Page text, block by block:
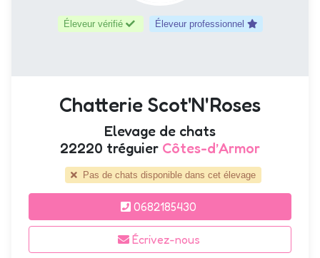
Éleveur vérifié Éleveur professionnel
Chatterie Scot'N'Roses
Elevage de chats
22220 tréguier Côtes-d’Armor
Pas de chats disponible dans cet élevage
0682185430
Écrivez-nous